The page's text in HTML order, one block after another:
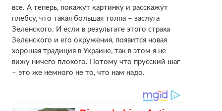
все. А теперь, покажут картинку и расскажут
плебсу, что такая большая толпа – заслуга
Зеленского. И если в результате этого страха
Зеленского и его окружения, появится новая
хорошая традиция в Украине, так в этом я не
вижу ничего плохого. Потому что прусский шаг
– это же немного не то, что нам надо.